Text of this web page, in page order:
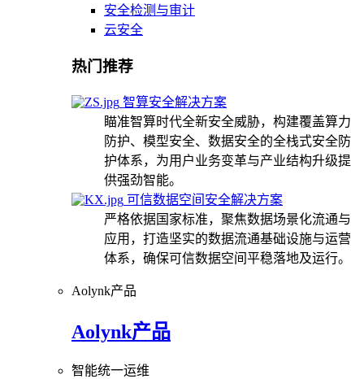
安全检测与审计
云安全
热门推荐
智算安全解决方案
瞄准智算时代全新安全威胁，构建覆盖算力
防护、模型安全、数据安全的全栈式安全防
护体系，为用户业务变革与产业结构升级提
供强劲智能。
可信数据空间安全解决方案
严格依据国家标准，聚焦数据场景化流通与
应用，打造坚实的数据流通基础设施与运营
体系，确保可信数据空间平稳落地及运行。
Aolynk产品
Aolynk产品
智能统一运维